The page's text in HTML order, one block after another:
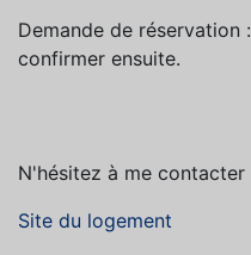
Demande de
confirmer ensuite.
N'hésitez à me
Site du logement